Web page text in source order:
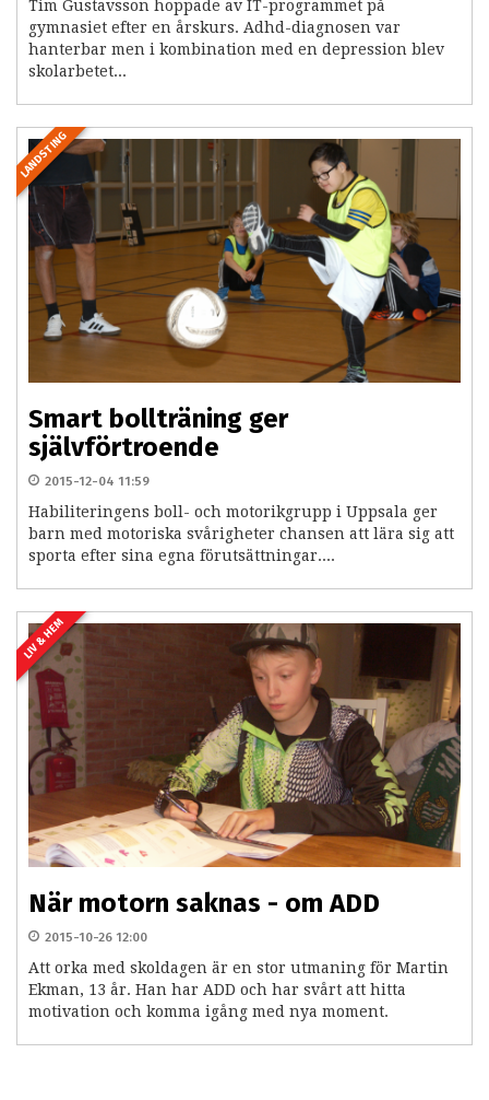
Tim Gustavsson hoppade av IT-programmet på
gymnasiet efter en årskurs. Adhd-diagnosen var
hanterbar men i kombination med en depression blev
skolarbetet...
LANDSTING
Smart bollträning ger
självförtroende
2015-12-04 11:59
Habiliteringens boll- och motorikgrupp i Uppsala ger
barn med motoriska svårigheter chansen att lära sig att
sporta efter sina egna förutsättningar....
LIV & HEM
När motorn saknas - om ADD
2015-10-26 12:00
Att orka med skoldagen är en stor utmaning för Martin
Ekman, 13 år. Han har ADD och har svårt att hitta
motivation och komma igång med nya moment.